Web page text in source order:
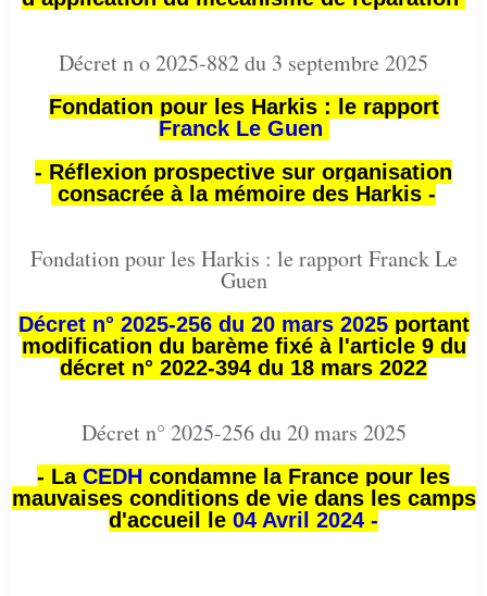
Décret n o 2025-882 du 3 septembre 2025
Fondation pour les Harkis : le rapport
Franck Le Guen
- Réflexion prospective sur organisation
consacrée à la mémoire des Harkis -
Fondation pour les Harkis : le rapport Franck Le
Guen
Décret n° 2025-256 du 20 mars 2025portant
modification du barème fixé à l'article 9 du
décret n° 2022-394 du 18 mars 2022
Décret n° 2025-256 du 20 mars 2025
- La CEDH condamne la France pour les
mauvaises conditions de vie dans les camps
d'accueil le 04 Avril 2024 -